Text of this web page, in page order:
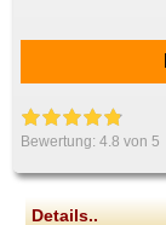
Bewertung:4.8 von 5
Details..